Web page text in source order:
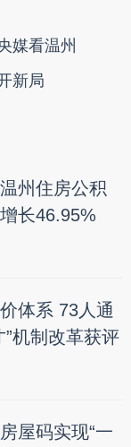
媒看温州
新局
州住房公积
长46.95%
体系 73人通
”机制改革获评
屋码实现“一